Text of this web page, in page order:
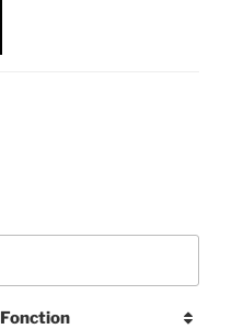
Fonction